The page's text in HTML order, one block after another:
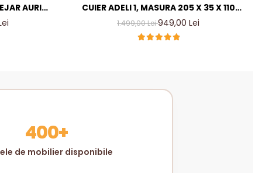
AURIU
LIVING
CUIER ADELI 1, MASURA 205 X 35 X 110
CM, CULOARE CASMIR INCHIS
1.499,00 Lei949,00 Lei
400+
de mobilier disponibile